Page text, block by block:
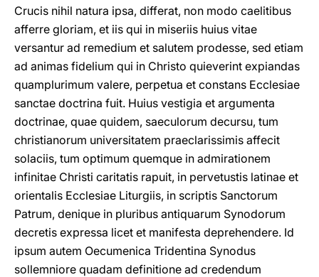
Crucis nihil natura ipsa, differat, non modo caelitibus
afferre gloriam, et iis qui in miseriis huius vitae
versantur ad remedium et salutem prodesse, sed etiam
ad animas fidelium qui in Christo quieverint expiandas
quamplurimum valere, perpetua et constans Ecclesiae
sanctae doctrina fuit. Huius vestigia et argumenta
doctrinae, quae quidem, saeculorum decursu, tum
christianorum universitatem praeclarissimis affecit
solaciis, tum optimum quemque in admirationem
infinitae Christi caritatis rapuit, in pervetustis latinae et
orientalis Ecclesiae Liturgiis, in scriptis Sanctorum
Patrum, denique in pluribus antiquarum Synodorum
decretis expressa licet et manifesta deprehendere. Id
ipsum autem Oecumenica Tridentina Synodus
sollemniore quadam definitione ad credendum